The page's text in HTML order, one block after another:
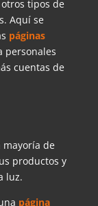
tipos de
Aquí se
páginas
personales
cuentas de
de
productos y
luz.
página